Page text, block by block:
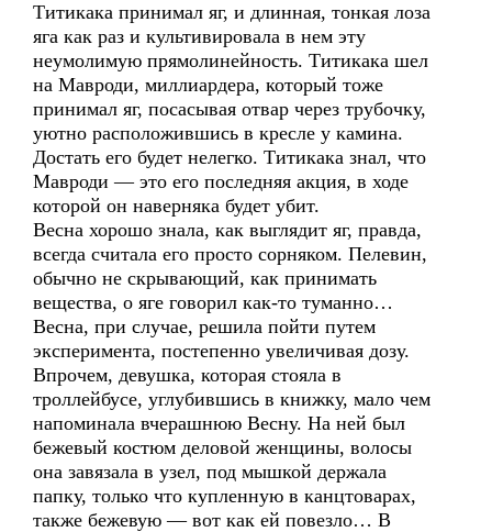
Титикака принимал яг, и длинная, тонкая лоза
яга как раз и культивировала в нем эту
неумолимую прямолинейность. Титикака шел
на Мавроди, миллиардера, который тоже
принимал яг, посасывая отвар через трубочку,
уютно расположившись в кресле у камина.
Достать его будет нелегко. Титикака знал, что
Мавроди — это его последняя акция, в ходе
которой он наверняка будет убит.
Весна хорошо знала, как выглядит яг, правда,
всегда считала его просто сорняком. Пелевин,
обычно не скрывающий, как принимать
вещества, о яге говорил как-то туманно…
Весна, при случае, решила пойти путем
эксперимента, постепенно увеличивая дозу.
Впрочем, девушка, которая стояла в
троллейбусе, углубившись в книжку, мало чем
напоминала вчерашнюю Весну. На ней был
бежевый костюм деловой женщины, волосы
она завязала в узел, под мышкой держала
папку, только что купленную в канцтоварах,
также бежевую — вот как ей повезло… В